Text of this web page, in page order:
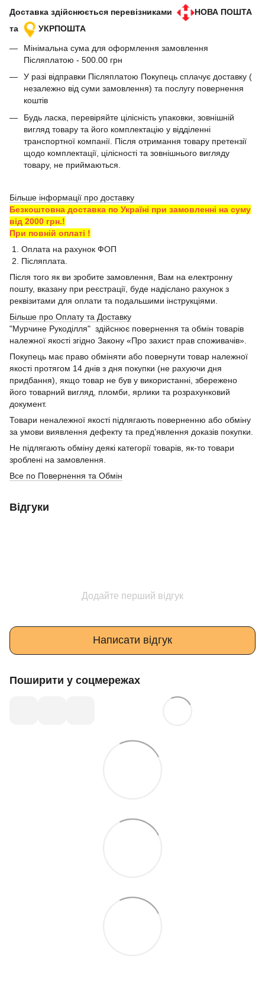
Доставка здійснюється перевізниками
НОВА ПОШТА
та
УКРПОШТА
Мінімальна сума для оформлення замовлення
Післяплатою - 500.00 грн
У разі відправки Післяплатою Покупець сплачує доставку (
незалежно від суми замовлення) та послугу повернення
коштів
Будь ласка, перевіряйте цілісність упаковки, зовнішній
вигляд товару та його комплектацію у відділенні
транспортної компанії. Після отримання товару претензії
щодо комплектації, цілісності та зовнішнього вигляду
товару, не приймаються.
Більше інформації про доставку
Безкоштовна доставка по Україні при замовленні на суму
від 2000 грн.!
При повній оплаті !
1. Оплата на рахунок ФОП
2. Післяплата.
Після того як ви зробите замовлення, Вам на електронну
пошту, вказану при реєстрації, буде надіслано рахунок з
реквізитами для оплати та подальшими інструкціями.
Більше про Оплату та Доставку
"Мурчине Рукоділля" здійснює повернення та обмін товарів
належної якості згідно Закону «Про захист прав споживачів».
Покупець має право обміняти або повернути товар належної
якості протягом 14 днів з дня покупки (не рахуючи дня
придбання), якщо товар не був у використанні, збережено
його товарний вигляд, пломби, ярлики та розрахунковий
документ.
Товари неналежної якості підлягають поверненню або обміну
за умови виявлення дефекту та пред’явлення доказів покупки.
Не підлягають обміну деякі категорії товарів, як-то товари
зроблені на замовлення.
Все по Повернення та Обмін
Відгуки
Додайте перший відгук
Написати відгук
Поширити у соцмережах